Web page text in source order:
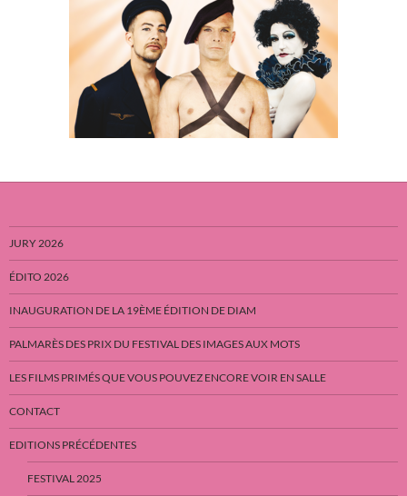
JURY 2026
ÉDITO 2026
INAUGURATION DE LA 19ÈME ÉDITION DE DIAM
PALMARÈS DES PRIX DU FESTIVAL DES IMAGES AUX MOTS
LES FILMS PRIMÉS QUE VOUS POUVEZ ENCORE VOIR EN SALLE
CONTACT
EDITIONS PRÉCÉDENTES
FESTIVAL 2025